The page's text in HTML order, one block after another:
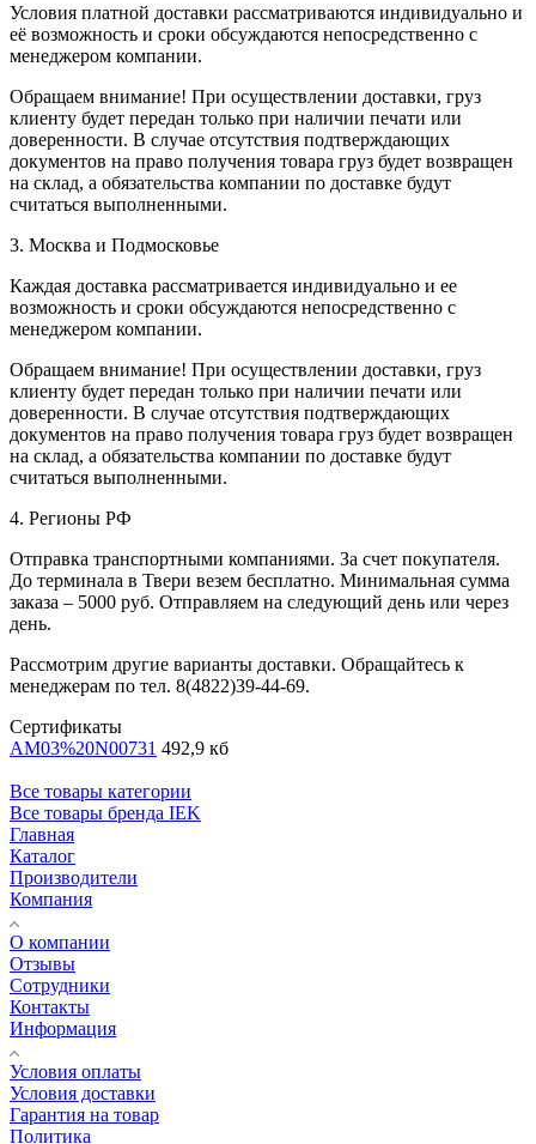
Условия платной доставки рассматриваются индивидуально и
её возможность и сроки обсуждаются непосредственно с
менеджером компании.
Обращаем внимание! При осуществлении доставки, груз
клиенту будет передан только при наличии печати или
доверенности. В случае отсутствия подтверждающих
документов на право получения товара груз будет возвращен
на склад, а обязательства компании по доставке будут
считаться выполненными.
3. Москва и Подмосковье
Каждая доставка рассматривается индивидуально и ее
возможность и сроки обсуждаются непосредственно с
менеджером компании.
Обращаем внимание! При осуществлении доставки, груз
клиенту будет передан только при наличии печати или
доверенности. В случае отсутствия подтверждающих
документов на право получения товара груз будет возвращен
на склад, а обязательства компании по доставке будут
считаться выполненными.
4. Регионы РФ
Отправка транспортными компаниями. За счет покупателя.
До терминала в Твери везем бесплатно. Минимальная сумма
заказа – 5000 руб. Отправляем на следующий день или через
день.
Рассмотрим другие варианты доставки. Обращайтесь к
менеджерам по тел. 8(4822)39-44-69.
Сертификаты
AM03%20N00731 492,9 кб
Все товары категории
Все товары бренда IEK
Главная
Каталог
Производители
Компания
О компании
Отзывы
Сотрудники
Контакты
Информация
Условия оплаты
Условия доставки
Гарантия на товар
Политика